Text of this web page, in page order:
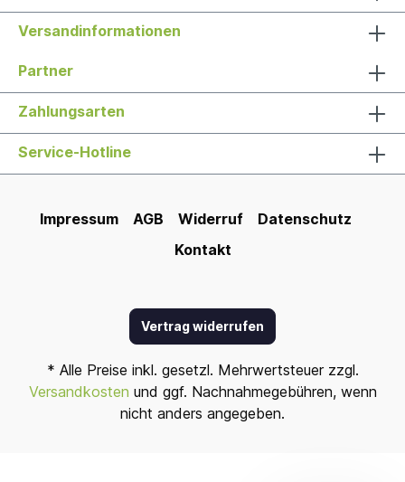
Versandinformationen
Partner
Zahlungsarten
Service-Hotline
Impressum AGB Widerruf
Datenschutz
Kontakt
Vertrag widerrufen
* Alle Preise inkl. gesetzl. Mehrwertsteuer zzgl.
Versandkosten und ggf. Nachnahmegebühren, wenn
nicht anders angegeben.